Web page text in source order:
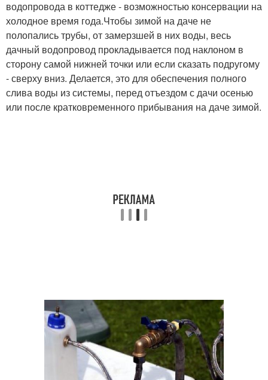
водопровода в коттедже - возможностью консервации на
холодное время года.Чтобы зимой на даче не
полопались трубы, от замерзшей в них воды, весь
дачный водопровод прокладывается под наклоном в
сторону самой нижней точки или если сказать подругому
- сверху вниз. Делается, это для обеспечения полного
слива воды из системы, перед отъездом с дачи осенью
или после кратковременного прибывания на даче зимой.